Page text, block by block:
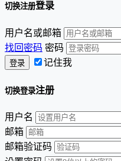
切换注册登录
用户名或邮箱
找回密码 密码
记住我
切换登录注册
用户名
邮箱
邮箱验证码